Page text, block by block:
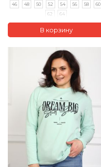
46 48 50 52 54 56 58
60
62
64